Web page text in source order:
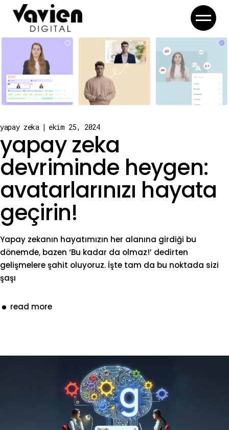
content
yapay zeka ekim 25, 2024
yapay zeka
devriminde heygen:
avatarlarınızı hayata
geçirin!
Yapay zekanın hayatımızın her alanına girdiği bu
dönemde, bazen ‘Bu kadar da olmaz!’ dedirten
gelişmelere şahit oluyoruz. İşte tam da bu noktada sizi
şaşı
read more